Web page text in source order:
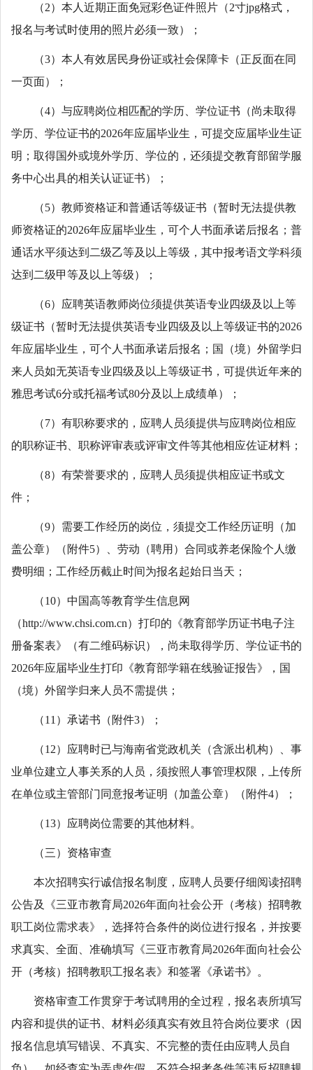
（2）本人近期正面免冠彩色证件照片（2寸jpg格式，
报名与考试时使用的照片必须一致）；
（3）本人有效居民身份证或社会保障卡（正反面在同
一页面）；
（4）与应聘岗位相匹配的学历、学位证书（尚未取得
学历、学位证书的2026年应届毕业生，可提交应届毕业生证
明；取得国外或境外学历、学位的，还须提交教育部留学服
务中心出具的相关认证证书）；
（5）教师资格证和普通话等级证书（暂时无法提供教
师资格证的2026年应届毕业生，可个人书面承诺后报名；普
通话水平须达到二级乙等及以上等级，其中报考语文学科须
达到二级甲等及以上等级）；
（6）应聘英语教师岗位须提供英语专业四级及以上等
级证书（暂时无法提供英语专业四级及以上等级证书的2026
年应届毕业生，可个人书面承诺后报名；国（境）外留学归
来人员如无英语专业四级及以上等级证书，可提供近年来的
雅思考试6分或托福考试80分及以上成绩单）；
（7）有职称要求的，应聘人员须提供与应聘岗位相应
的职称证书、职称评审表或评审文件等其他相应佐证材料；
（8）有荣誉要求的，应聘人员须提供相应证书或文
件；
（9）需要工作经历的岗位，须提交工作经历证明（加
盖公章）（附件5）、劳动（聘用）合同或养老保险个人缴
费明细；工作经历截止时间为报名起始日当天；
（10）中国高等教育学生信息网
（http://www.chsi.com.cn）打印的《教育部学历证书电子注
册备案表》（有二维码标识），尚未取得学历、学位证书的
2026年应届毕业生打印《教育部学籍在线验证报告》，国
（境）外留学归来人员不需提供；
（11）承诺书（附件3）；
（12）应聘时已与海南省党政机关（含派出机构）、事
业单位建立人事关系的人员，须按照人事管理权限，上传所
在单位或主管部门同意报考证明（加盖公章）（附件4）；
（13）应聘岗位需要的其他材料。
（三）资格审查
本次招聘实行诚信报名制度，应聘人员要仔细阅读招聘
公告及《三亚市教育局2026年面向社会公开（考核）招聘教
职工岗位需求表》，选择符合条件的岗位进行报名，并按要
求真实、全面、准确填写《三亚市教育局2026年面向社会公
开（考核）招聘教职工报名表》和签署《承诺书》。
资格审查工作贯穿于考试聘用的全过程，报名表所填写
内容和提供的证书、材料必须真实有效且符合岗位要求（因
报名信息填写错误、不真实、不完整的责任由应聘人员自